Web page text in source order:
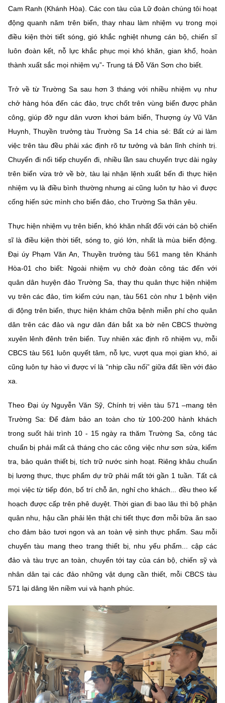
Email:stc@mst.gov.vn
(Ghi rõ nguồn "https://mst.gov.vn" khi phát hành lại thông tin từ
website này)
Cam Ranh (Khánh Hòa). Các con tàu của Lữ đoàn chúng tôi hoạt
động quanh năm trên biển, thay nhau làm nhiệm vụ trong mọi
điều kiện thời tiết sóng, gió khắc nghiệt nhưng cán bộ, chiến sĩ
luôn đoàn kết, nỗ lực khắc phục mọi khó khăn, gian khổ, hoàn
thành xuất sắc mọi nhiệm vụ”- Trung tá Đỗ Văn Sơn cho biết.
Trở về từ Trường Sa sau hơn 3 tháng với nhiều nhiệm vụ như
chở hàng hóa đến các đảo, trực chốt trên vùng biển được phân
công, giúp đỡ ngư dân vươn khơi bám biển, Thượng úy Vũ Văn
Huynh, Thuyền trưởng tàu Trường Sa 14 chia sẻ: Bất cứ ai làm
việc trên tàu đều phải xác định rõ tư tưởng và bản lĩnh chính trị.
Chuyến đi nối tiếp chuyến đi, nhiều lần sau chuyến trực dài ngày
trên biển vừa trở về bờ, tàu lại nhận lệnh xuất bến đi thực hiện
nhiệm vụ là điều bình thường nhưng ai cũng luôn tự hào vì được
cống hiến sức mình cho biển đảo, cho Trường Sa thân yêu.
Thực hiện nhiệm vụ trên biển, khó khăn nhất đối với cán bộ chiến
sĩ là điều kiện thời tiết, sóng to, gió lớn, nhất là mùa biển động.
Đại úy Phạm Văn An, Thuyền trưởng tàu 561 mang tên Khánh
Hòa-01 cho biết: Ngoài nhiệm vụ chở đoàn công tác đến với
quân dân huyện đảo Trường Sa, thay thu quân thực hiện nhiệm
vụ trên các đảo, tìm kiếm cứu nạn, tàu 561 còn như 1 bệnh viện
di động trên biển, thực hiện khám chữa bệnh miễn phí cho quân
dân trên các đảo và ngư dân đán bắt xa bờ nên CBCS thường
xuyên lênh đênh trên biển. Tuy nhiên xác định rõ nhiệm vụ, mỗi
CBCS tàu 561 luôn quyết tâm, nỗ lực, vượt qua mọi gian khó, ai
cũng luôn tự hào vì được ví là “nhịp cầu nối” giữa đất liền với đảo
xa.
Theo Đại úy Nguyễn Văn Sỹ, Chính trị viên tàu 571 –mang tên
Trường Sa: Để đảm bảo an toàn cho từ 100-200 hành khách
trong suốt hải trình 10 - 15 ngày ra thăm Trường Sa, công tác
chuẩn bị phải mất cả tháng cho các công việc như sơn sửa, kiểm
tra, bảo quản thiết bị, tích trữ nước sinh hoạt. Riêng khâu chuẩn
bị lương thực, thực phẩm dự trữ phải mất tới gần 1 tuần. Tất cả
mọi việc từ tiếp đón, bố trí chỗ ăn, nghỉ cho khách... đều theo kế
hoạch được cấp trên phê duyệt. Thời gian đi bao lâu thì bộ phận
quân nhu, hậu cần phải lên thật chi tiết thực đơn mỗi bữa ăn sao
cho đảm bảo tươi ngon và an toàn vệ sinh thực phẩm. Sau mỗi
chuyến tàu mang theo trang thiết bị, nhu yếu phẩm... cập các
đảo và tàu trực an toàn, chuyển tới tay của cán bộ, chiến sỹ và
nhân dân tại các đảo những vật dụng cần thiết, mỗi CBCS tàu
571 lại dâng lên niềm vui và hạnh phúc.